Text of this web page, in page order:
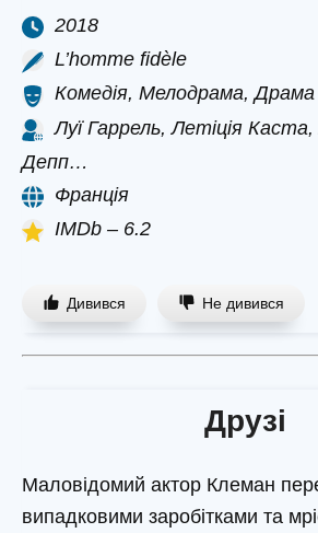
2018
L’homme fidèle
Комедія, Мелодрама, Драма
Луї Гаррель, Летіція Каста,
Депп…
Франція
IMDb – 6.2
Дивився Не дивився
Друзі
Маловідомий актор Клеман
випадковими заробітками та